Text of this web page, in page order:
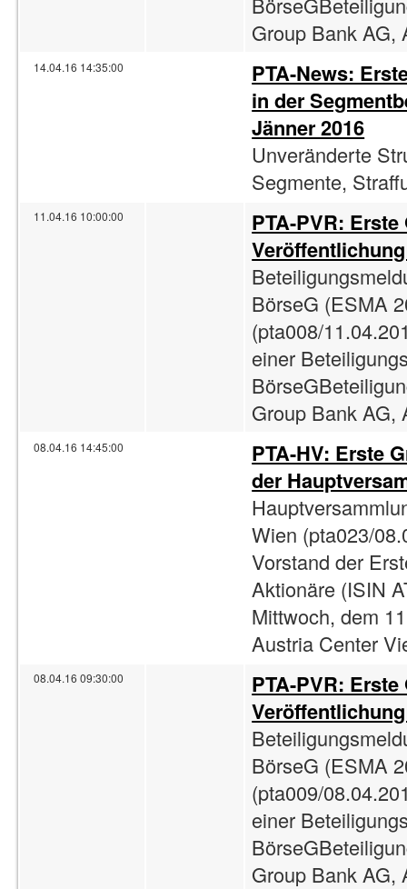
Group Bank AG,
14.04.16 14:35:00
PTA-News:
in der
Jänner 2016
Unveränderte
Segmente,
11.04.16 10:00:00
PTA-PVR:
BörseG (ESMA
(pta008/
einer
Group Bank AG,
08.04.16 14:45:00
PTA-HV: Erste
der
Wien (pta023/
Vorstand der
Aktionäre (ISIN
Mittwoch, dem
Austria Center
08.04.16 09:30:00
PTA-PVR:
BörseG (ESMA
(pta009/
einer
Group Bank AG,